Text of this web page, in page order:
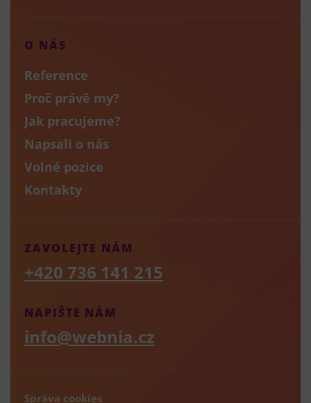
O NÁS
Reference
Proč právě my?
Jak pracujeme?
Napsali o nás
Volné pozice
Kontakty
NAPIŠTE NÁM
info@webnia.cz
ZAVOLEJTE NÁM
+420 736 141 215
Správa cookies